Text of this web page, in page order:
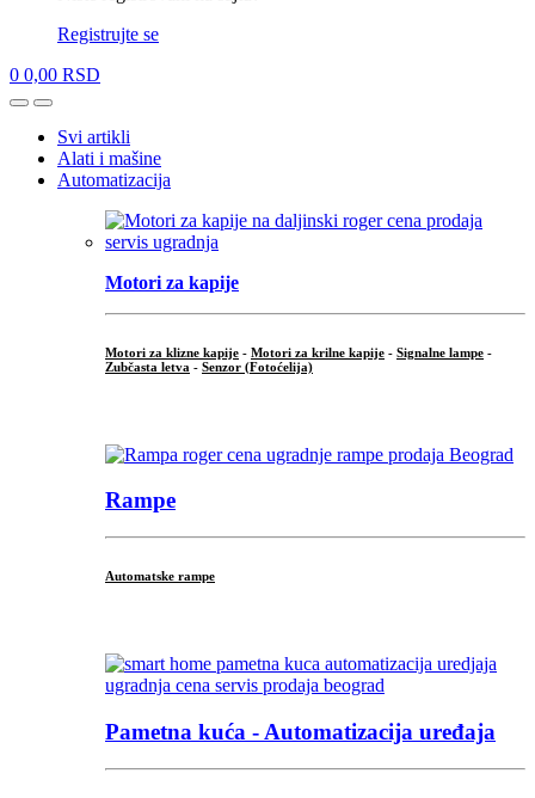
Registrujte se
0 0,00 RSD
OpenClose
Svi artikli
Alati i mašine
Automatizacija
Motori za kapije
Motori za klizne kapije - Motori za krilne kapije - Signalne lampe -
Zubčasta letva - Senzor (Fotoćelija)
Rampe
Automatske rampe
Pametna kuća - Automatizacija uređaja